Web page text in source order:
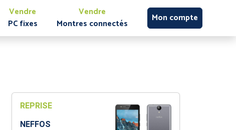
Vendre
PC fixes
Vendre
Montres connectés
Mon compte
REPRISE
NEFFOS